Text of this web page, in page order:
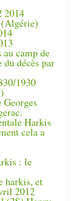
2014
au camp de
décès par
1930
Harkis
cela a
: le
harkis, et
2012